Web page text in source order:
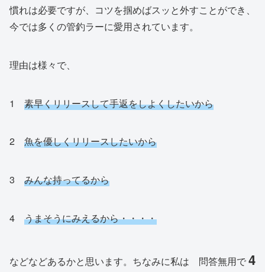
慣れは必要ですが、コツを掴めばスッと外すことができ、
今では多くの管釣ラーに愛用されています。
理由は様々で、
1 素早くリリースして手返をしよくしたいから
2 魚を優しくリリースしたいから
3 みんな持ってるから
4 うまそうにみえるから・・・・
などなどあるかと思います。ちなみに私は 問答無用で4